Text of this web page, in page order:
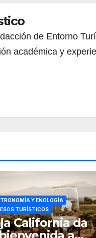
de Entorno
académica y
Y ENOLOGÍA
TURÍSTICOS
California da
a